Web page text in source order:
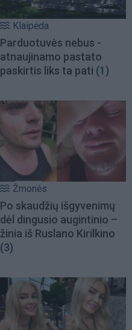
Klaipėda
Parduotuvės nebus -
atnaujinamo pastato
paskirtis liks ta pati (1)
Žmonės
Po skaudžių išgyvenimų
dėl dingusio augintinio –
žinia iš Ruslano Kirilkino
(3)